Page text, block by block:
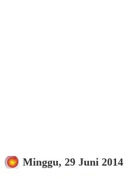
Minggu, 29 Juni 2014